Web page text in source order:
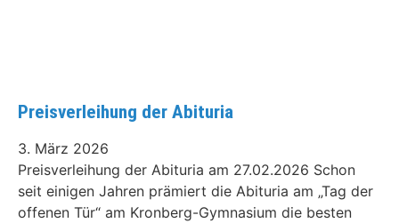
Preisverleihung der Abituria
3. März 2026
Preisverleihung der Abituria am 27.02.2026 Schon
seit einigen Jahren prämiert die Abituria am „Tag der
offenen Tür“ am Kronberg-Gymnasium die besten